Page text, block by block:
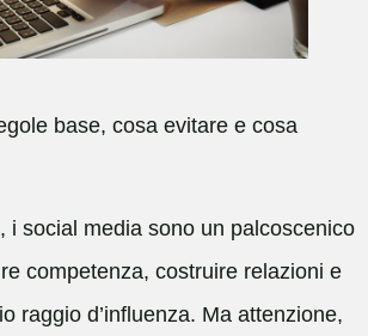
base, cosa evitare e cosa
i social media sono un palcoscenico
competenza, costruire relazioni e
raggio d’influenza. Ma attenzione,